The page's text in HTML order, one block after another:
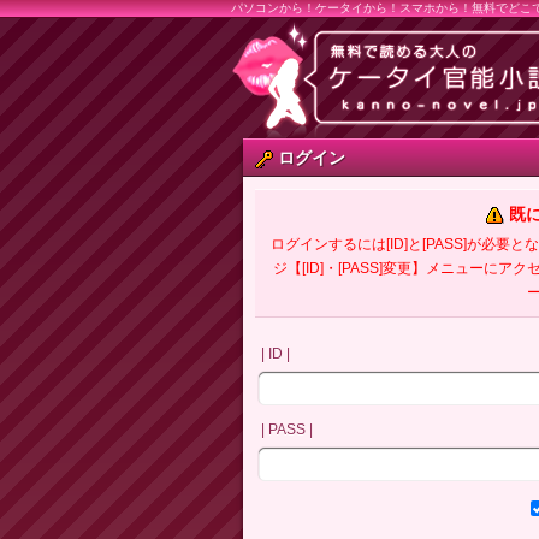
パソコンから！ケータイから！スマホから！無料でどこ
ログイン
既
ログインするには[ID]と[PASS]が必要と
ジ【[ID]・[PASS]変更】メニューにアク
| ID |
| PASS |